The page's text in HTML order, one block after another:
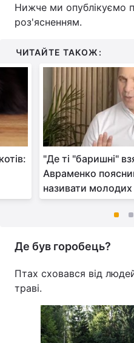
Нижче ми опублікуємо
роз'ясненням.
ЧИТАЙТЕ ТАКОЖ:
"Де ті "баришні"
Авраменко
називати молодих
Де був горобець?
Птах сховався від
траві.